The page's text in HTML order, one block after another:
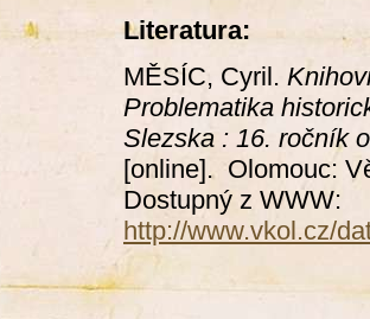
Literatura:
MĚSÍC, Cyril.
Problematika
Slezska : 16. ročník
[online]. Olomouc:
Dostupný z WWW:
http://www.vkol.cz/